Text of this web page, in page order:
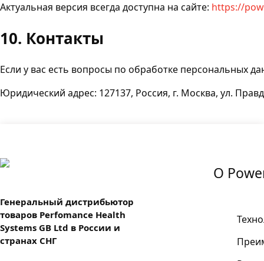
Актуальная версия всегда доступна на сайте: https://
10. Контакты
Если у вас есть вопросы по обработке персональных
Юридический адрес: 127137, Россия, г. Москва, ул.
Генеральный дистрибьютор
товаров Perfomance Health
Systems GB Ltd в России и
странах СНГ
О